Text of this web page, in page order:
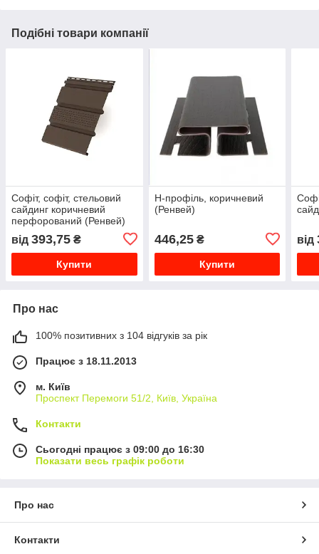
Подібні товари компанії
Софіт, софіт, стельовий
сайдинг коричневий
перфорований (Ренвей)
від 393,75 ₴
Купити
H-профіль, коричневий
(Ренвей)
446,25₴
Купити
від
Про нас
100% позитивних з 104 відгуків за рік
Працює з 18.11.2013
м. Київ
Проспект Перемоги 51/2, Київ, Україна
Контакти
Сьогодні працює з 09:00 до 16:30
Показати весь графік роботи
Про нас
Контакти